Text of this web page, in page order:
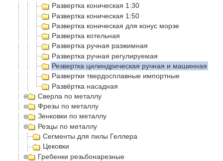
Развертка коническая 1:30
Развертка коническая 1:50
Развертка коническая для конус морзе
Развертка котельная
Развертка ручная разжимная
Развертка ручная регулируемая
Резвертка цилиндрическая ручная и машинная
Развертки твердосплавные импортные
Развëртка насадная
Сверла по металлу
Фрезы по металлу
Зенковки по металлу
Резцы по металлу
Сегменты для пилы Геллера
Цековки
Гребенки резьбонарезные